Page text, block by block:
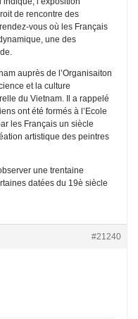
de rencontre des
vous où les Français
une des
auprès de l’Organisaiton
et la culture
du Vietnam. Il a rappelé
ont été formés à l’Ecole
les Français un siècle
artistique des peintres
une trentaine
datées du 19è siècle
#21240